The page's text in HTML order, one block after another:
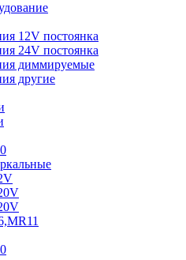
12V постоянка
24V постоянка
диммируемые
другие